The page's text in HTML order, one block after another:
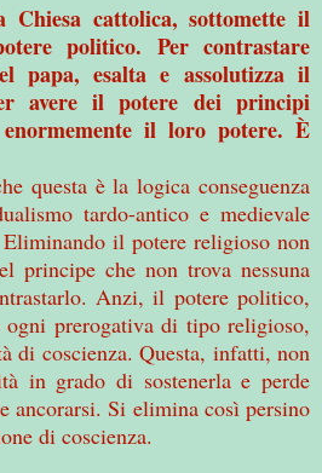
Chiesa cattolica, sottomette il
politico. Per contrastare
papa, esalta e assolutizza il
avere il potere dei principi
enormemente il loro potere. È
questa è la logica conseguenza
tardo-antico e medievale
il potere religioso non
principe che non trova nessuna
Anzi, il potere politico,
ogni prerogativa di tipo religioso,
di coscienza. Questa, infatti, non
in grado di sostenerla e perde
ancorarsi. Si elimina così persino
di coscienza.